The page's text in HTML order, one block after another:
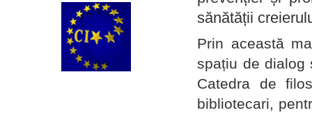
sănătății
Prin această
spațiu de dialog
Catedra de
bibliotecari,